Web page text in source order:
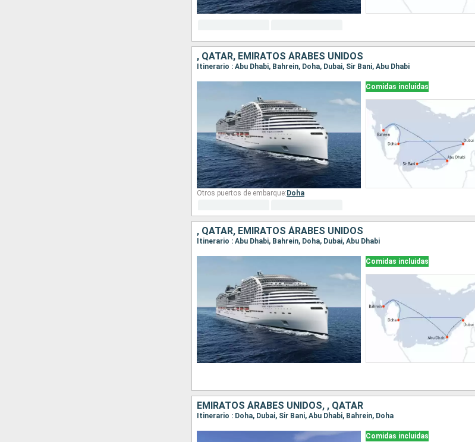
, QATAR, EMIRATOS ÁRABES UNIDOS
Itinerario : Abu Dhabi, Bahrein, Doha, Dubai, Sir Bani, Abu Dhabi
Comidas incluidas
Otros puertos de embarque: Doha
, QATAR, EMIRATOS ÁRABES UNIDOS
Itinerario : Abu Dhabi, Bahrein, Doha, Dubai, Abu Dhabi
Comidas incluidas
EMIRATOS ÁRABES UNIDOS, , QATAR
Itinerario : Doha, Dubai, Sir Bani, Abu Dhabi, Bahrein, Doha
Comidas incluidas